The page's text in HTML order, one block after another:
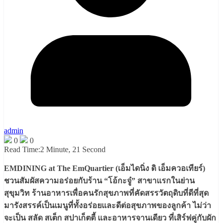
admin
0
0
Read Time:2 Minute, 21 Second
EMDINING at The EmQuartier (เอ็มไดนิ่ง ดิ เอ็มควอเทียร์)
ชวนสัมผัสความอร่อยกับร้าน “โอ้กะจู๋” สาขาแรกในย่าน
สุขุมวิท ร้านอาหารเพื่อคนรักสุขภาพที่คัดสรรวัตถุดิบที่ดีที่สุด
มารังสรรค์เป็นเมนูที่ทั้งอร่อยและดีต่อสุขภาพของลูกค้า ไม่ว่า
จะเป็น สลัด สเต็ก สปาเก็ตตี้ และอาหารจานเดียว ที่เสิร์ฟคู่กับผัก